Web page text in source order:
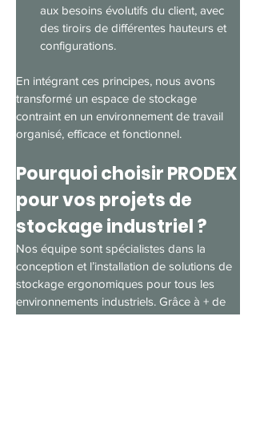
aux besoins évolutifs du client, avec
des tiroirs de différentes hauteurs et
configurations.
En intégrant ces principes, nous avons
transformé un espace de stockage
contraint en un environnement de travail
organisé, efficace et fonctionnel.
Pourquoi choisir PRODEX
pour vos projets de
stockage industriel ?
Nos équipe sont spécialistes dans la
conception et l’installation de solutions de
stockage ergonomiques pour tous les
environnements industriels. Grâce à + de
70 ans d'expertise, nous développons des